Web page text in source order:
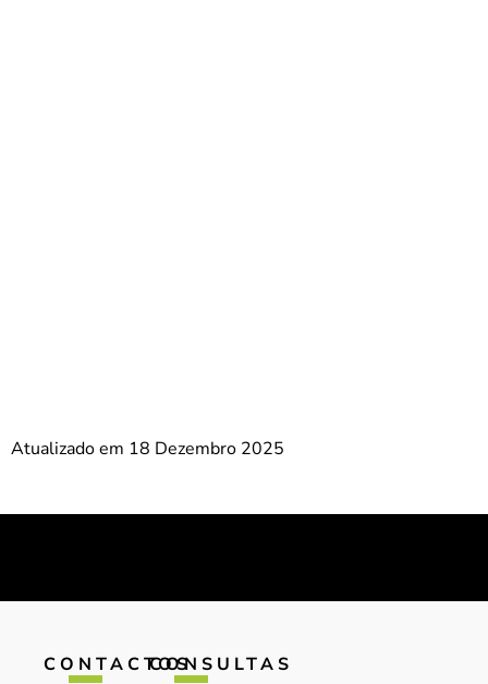
Atualizado em 18 Dezembro 2025
CONTACTOSCONSULTAS